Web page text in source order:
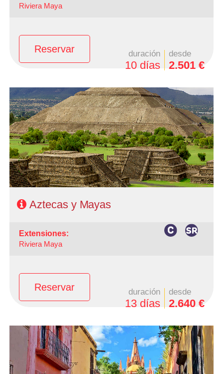
Riviera Maya
Reservar duración
10 días
desde
2.501 €
-Salidas: Lunes
- Ruta: 3 Noches Ciudad de México,2 Noches en Oaxaca,
1Noche en Tehuantepec, 2 Noches en San Cristóbal, 1
Noche en Palenque, 1 Noche en Campeche, 1 Noche en
Mérida y 1 noche en Cancún
- Categoría Hotelera: C, B y A en el circuito
Régimen: Según itinerario
Aztecas y Mayas
extensiones:
Riviera Maya
Reservar duración
13 días
desde
2.640 €
-Salidas: Lunes
- Ruta: 3 Noches Ciudad de México, 1 Noche San Miguel
de Allende,1 Noche en Guanajuato, 2 noches Zacatecas,
1 noche Guadalajara, 1 noche Morelia y 1 noche ciudad